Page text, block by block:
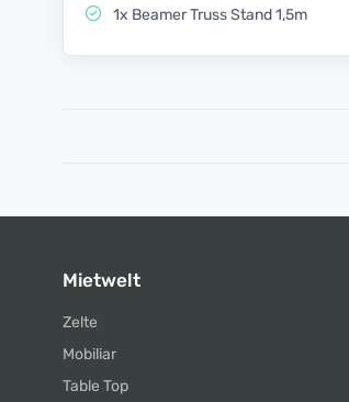
1x Beamer Truss Stand 1,5m
Mietwelt
Zelte
Mobiliar
Table Top